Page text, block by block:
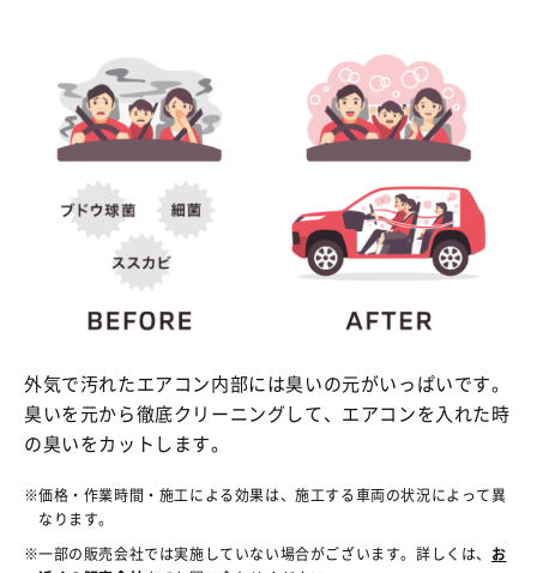
外気で汚れたエアコン内部には臭いの元がいっぱいです。
臭いを元から徹底クリーニングして、エアコンを入れた時
の臭いをカットします。
価格・作業時間・施工による効果は、施工する車両の状況によって異
なります。
一部の販売会社では実施していない場合がございます。詳しくは、 お